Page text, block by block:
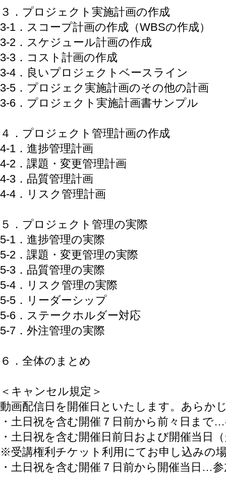
３．プロジェクト実施計画の作成
3-1．スコープ計画の作成（WBSの作成）
3-2．スケジュール計画の作成
3-3．コスト計画の作成
3-4．良いプロジェクトベースライン
3-5．プロジェク実施計画のその他の計画
3-6．プロジェクト実施計画書サンプル
４．プロジェクト管理計画の作成
4-1．進捗管理計画
4-2．課題・変更管理計画
4-3．品質管理計画
4-4．リスク管理計画
５．プロジェクト管理の実際
5-1．進捗管理の実際
5-2．課題・変更管理の実際
5-3．品質管理の実際
5-4．リスク管理の実際
5-5．リーダーシップ
5-6．ステークホルダー対応
5-7．外注管理の実際
６．全体のまとめ
＜キャンセル規定＞
動画配信日を開催日といたします。あらか
・土日祝を含む開催７日前から前々日まで
・土日祝を含む開催日前日および開催当日
※受講権利チケット利用にてお申し込みの
・土日祝を含む開催７日前から開催当日…